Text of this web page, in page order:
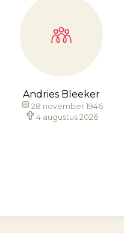
Andries Bleeker
28 november 1946
4 augustus 2026